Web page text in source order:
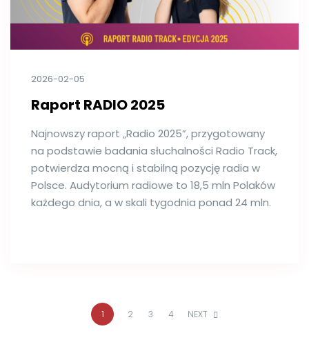
2026-02-05
Raport RADIO 2025
Najnowszy raport „Radio 2025”, przygotowany
na podstawie badania słuchalności Radio Track,
potwierdza mocną i stabilną pozycję radia w
Polsce. Audytorium radiowe to 18,5 mln Polaków
każdego dnia, a w skali tygodnia ponad 24 mln.
1 2 3 4 NEXT